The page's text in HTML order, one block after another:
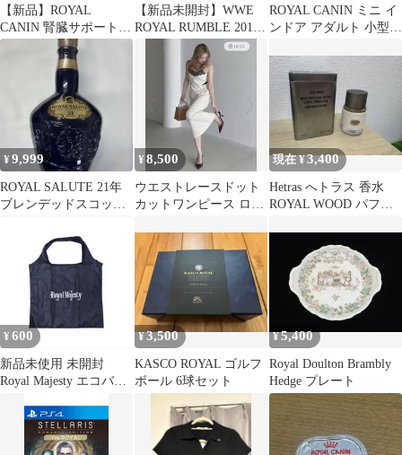
【新品】ROYAL
CANIN 腎臓サポート
小型犬用 1kg /2026.10
【新品未開封】WWE
ROYAL RUMBLE 2010
ROYAL CANIN ミニ イ
ンドア アダルト 小型犬
¥9,999
ROYAL SALUTE 21年
ブレンデッドスコッチ
¥8,500
ウエストレースドット
カットワンピース ロイ
現在 ¥3,400
Hetras へトラス 香水
ROYAL WOOD パフュ
¥ 600
新品未使用 未開封
Royal Majesty エコバッ
¥3,500
KASCO ROYAL ゴルフ
ボール 6球セット
¥5,400
Royal Doulton Brambly
Hedge プレート